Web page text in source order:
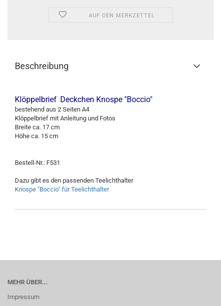
AUF DEN MERKZETTEL
Beschreibung
Klöppelbrief Deckchen Knospe "Boccio"
bestehend aus 2 Seiten A4
Klöppelbrief mit Anleitung und Fotos
Breite ca. 17 cm
Höhe ca. 15 cm
Bestell-Nr.: F531
Dazu gibt es den passenden Teelichthalter
Knospe "Boccio" für Teelichthalter
MEHR ÜBER...
Impressum